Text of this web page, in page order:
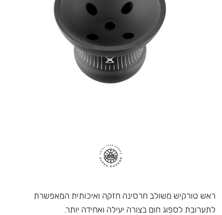
ראש טורקיש משולב חרסינה חזקה ואיכותית המאפשרת
לתערובת לספוג חום בצורה יעילה ואחידה יותר.